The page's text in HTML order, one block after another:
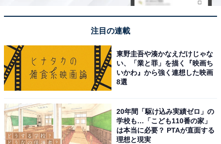
た「冬のおいしいものを食べ尽くしたい」というニーズ
回答者からは「寒ブリやサバ、カニがお値打ちに買える
施設だと思います」（30代女性／愛知県）、「新鮮な魚
や地元の海産物が楽しめる点に魅力を感じたから」（30
代男性／富山県）、「獲れたての新鮮な魚介類が揃って
いて、冬の味覚を堪能できるので行きたいです」（50代
女性／広島県）といった声が集まりました。
注目の連載
東野圭吾や湊かなえだけじゃな
い、「業と罪」を描く『映画ち
いかわ』から強く連想した映画
8選
20年間「駆け込み実績ゼロ」の
学校も…「こども110番の家」
は本当に必要？ PTAが直面する
理想と現実